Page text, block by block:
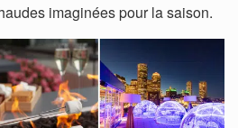
imaginées pour la saison.